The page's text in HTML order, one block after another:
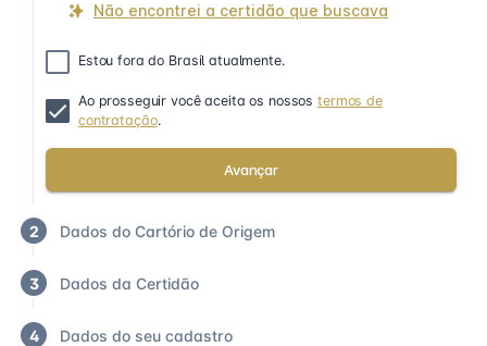
Não encontrei a certidão que buscava
Estou fora do Brasil atualmente.
Ao prosseguir você aceita os nossostermos de
contratação.
Avançar
2 Dados do Cartório de Origem
3 Dados da Certidão
4 Dados do seu cadastro